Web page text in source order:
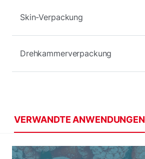
Skin-Verpackung
Drehkammerverpackung
VERWANDTE ANWENDUNGEN